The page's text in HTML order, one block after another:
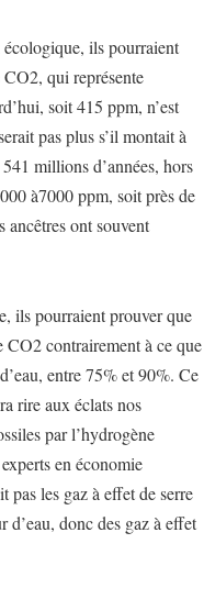
ils pourraient
qui représente
soit 415 ppm, n’est
pas plus s’il montait à
millions d’années, hors
à7000 ppm, soit près de
ancêtres ont souvent
ils pourraient prouver que
CO2 contrairement à ce que
entre 75% et 90%. Ce
rire aux éclats nos
par l’hydrogène
en économie
pas les gaz à effet de serre
donc des gaz à effet